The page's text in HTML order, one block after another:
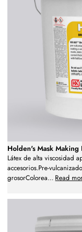
Holden's Mask Making
Látex de alta viscosidad
accesorios.Pre-
grosorColorea... Read